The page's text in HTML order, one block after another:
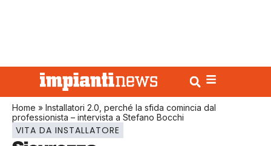
Home » Installatori 2.0, perché la sfida comincia dal
professionista – intervista a Stefano Bocchi
VITA DA INSTALLATORE